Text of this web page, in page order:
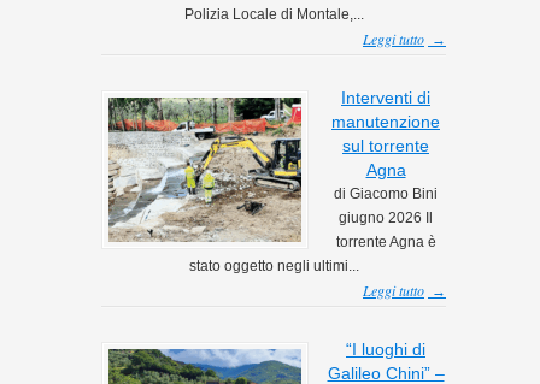
Polizia Locale di Montale,...
Leggi tutto →
Interventi di
manutenzione
sul torrente
Agna
di Giacomo Bini
giugno 2026 Il
torrente Agna è
stato oggetto negli ultimi...
Leggi tutto →
“I luoghi di
Galileo Chini” –